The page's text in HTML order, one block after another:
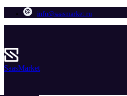
info@saasmarket.ru
SaasMarket